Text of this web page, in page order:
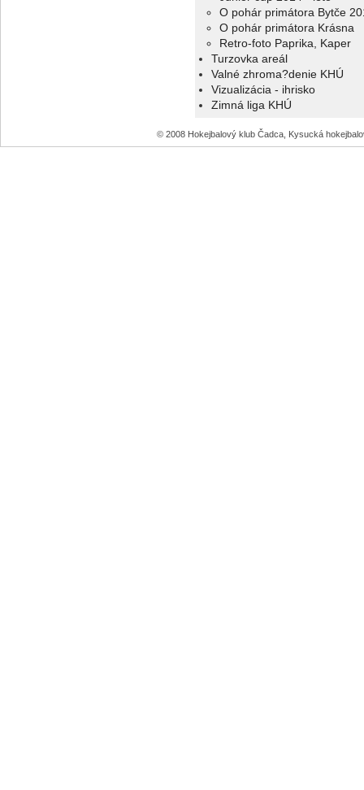
O pohár primátora Bytče
O pohár primátora Krásna
Retro-foto Paprika, Kaper
Turzovka areál
Valné zhroma?denie KHÚ
Vizualizácia - ihrisko
Zimná liga KHÚ
© 2008 Hokejbalový klub Čadca, Kysucká